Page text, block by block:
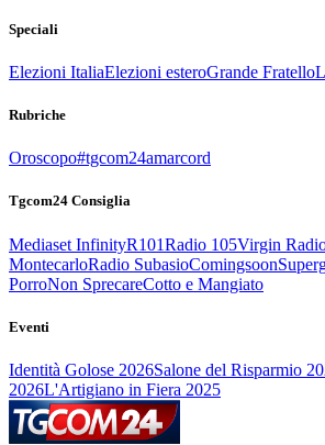
Speciali
Elezioni ItaliaElezioni esteroGrande Fratello
Rubriche
Oroscopo#tgcom24amarcord
Tgcom24 Consiglia
Mediaset InfinityR101Radio 105Virgin
MontecarloRadio SubasioComingsoon
PorroNon SprecareCotto e Mangiato
Eventi
Identità Golose 2026Salone del Risparmio
2026L'Artigiano in Fiera 2025